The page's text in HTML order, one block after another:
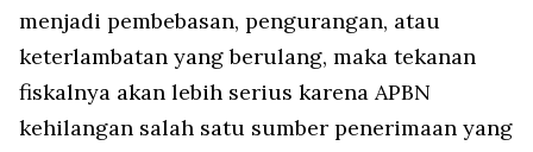
menjadi pembebasan, pengurangan, atau
keterlambatan yang berulang, maka tekanan
fiskalnya akan lebih serius karena APBN
kehilangan salah satu sumber penerimaan yang